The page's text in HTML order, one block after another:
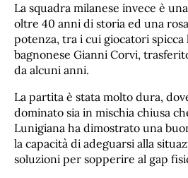
La squadra milanese invece è
oltre 40 anni di storia ed una
potenza, tra i cui giocatori spicca
bagnonese Gianni Corvi,
da alcuni anni.
La partita è stata molto dura,
dominato sia in mischia chiusa
Lunigiana ha dimostrato una
la capacità di adeguarsi alla
soluzioni per sopperire al gap